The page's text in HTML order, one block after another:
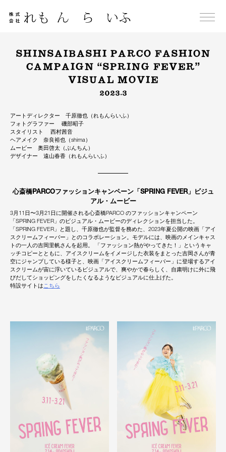
content
SHINSAIBASHI PARCO FASHION
CAMPAIGN “SPRING FEVER”
VISUAL MOVIE
2023.3
アートディレクター 千原徹也（れもんらいふ）
フォトグラファー 磯部昭子
スタイリスト 西村茜音
ヘアメイク 奈良裕也（shima）
ムービー 奥田啓太（ぶんちん）
デザイナー 遠山春香（れもんらいふ）
心斎橋PARCOファッションキャンペーン「SPRING FEVER」ビジュ
アル・ムービー
3月11日〜3月21日に開催される心斎橋PARCO のファッションキャンペーン
「SPRING FEVER」のビジュアル・ムービーのディレクションを担当した。
「SPRING FEVER」と題し、千原徹也が監督を務めた、2023年夏公開の映画「アイ
スクリームフィーバー」とのコラボレーション。モデルには、映画のメインキャス
トの一人の吉岡里帆さんを起用。 「ファッション熱がやってきた！」というキャ
ッチコピーとともに、アイスクリームをイメージした衣装をまとった吉岡さんが青
空にジャンプしている様子と、映画「アイスクリームフィーバー」に登場するアイ
スクリームが宙に浮いているビジュアルで、爽やかで春らしく、自粛明けに外に飛
びだしてショッピングをしたくなるようなビジュアルに仕上げた。
特設サイトは こちら